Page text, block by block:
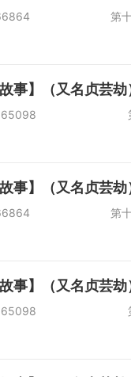
：66864 第十九回
事】（又名贞芸劫
数：65098 第二十
事】（又名贞芸劫
：66864 第十九回
事】（又名贞芸劫
数：65098 第二十